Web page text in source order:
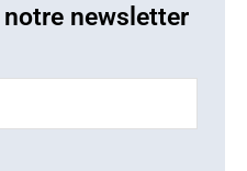
newsletter